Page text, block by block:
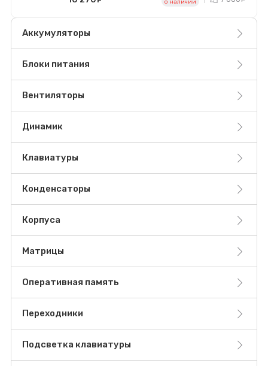
o наличии
Аккумуляторы
Блоки питания
Вентиляторы
Динамик
Клавиатуры
Конденсаторы
Корпуса
Матрицы
Оперативная память
Переходники
Подсветка клавиатуры